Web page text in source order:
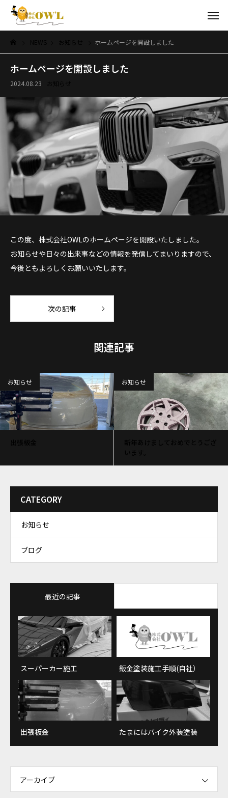
ホームページを開設しました
ホームページを開設しました
2024.08.23
この度、株式会社OWLのホームページを開設いたしました。
お知らせや日々の出来事などの情報を発信してまいりますので、
今後ともよろしくお願いいたします。
次の記事
関連記事
お知らせ お知らせ
CATEGORY
お知らせ
ブログ
最近の記事
スーパーカー施工 鈑金塗装施工手順(自社）
出張板金 たまにはバイク外装塗装
アーカイブ